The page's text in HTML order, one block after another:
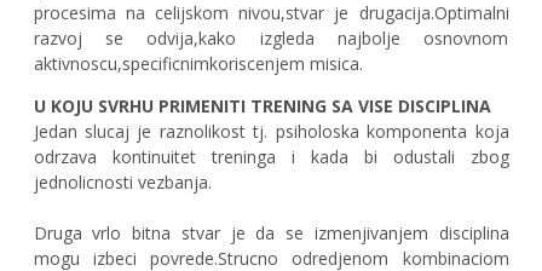
procesima na celijskom nivou,stvar je drugacija.Optimalni
razvoj se odvija,kako izgleda najbolje osnovnom
aktivnoscu,specificnimkoriscenjem misica.
U KOJU SVRHU PRIMENITI TRENING SA VISE DISCIPLINA
Jedan slucaj je raznolikost tj. psiholoska komponenta koja
odrzava kontinuitet treninga i kada bi odustali zbog
jednolicnosti vezbanja.
Druga vrlo bitna stvar je da se izmenjivanjem disciplina
mogu izbeci povrede.Strucno odredjenom kombinaciom